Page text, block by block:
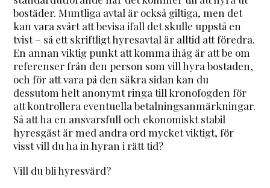
bostäder. Muntliga avtal är också giltiga, men det
kan vara svårt att bevisa ifall det skulle uppstå en
tvist – så ett skriftligt hyresavtal är alltid att föredra.
En annan viktig punkt att komma ihåg är att be om
referenser från den person som vill hyra bostaden,
och för att vara på den säkra sidan kan du
dessutom helt anonymt ringa till kronofogden för
att kontrollera eventuella betalningsanmärkningar.
Så att ha en ansvarsfull och ekonomiskt stabil
hyresgäst är med andra ord mycket viktigt, för
visst vill du ha in hyran i rätt tid?
Vill du bli hyresvärd?